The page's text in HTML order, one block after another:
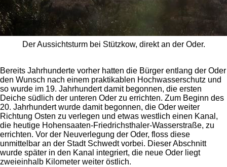
Der Aussichtsturm bei Stützkow, direkt an der Oder.
Bereits Jahrhunderte vorher hatten die Bürger entlang der Oder
den Wunsch nach einem praktikablen Hochwasserschutz und
so wurde im 19. Jahrhundert damit begonnen, die ersten
Deiche südlich der unteren Oder zu errichten. Zum Beginn des
20. Jahrhundert wurde damit begonnen, die Oder weiter
Richtung Osten zu verlegen und etwas westlich einen Kanal,
die heutige Hohensaaten-Friedrichsthaler-Wasserstraße, zu
errichten. Vor der Neuverlegung der Oder, floss diese
unmittelbar an der Stadt Schwedt vorbei. Dieser Abschnitt
wurde später in den Kanal integriert, die neue Oder liegt
zweieinhalb Kilometer weiter östlich.